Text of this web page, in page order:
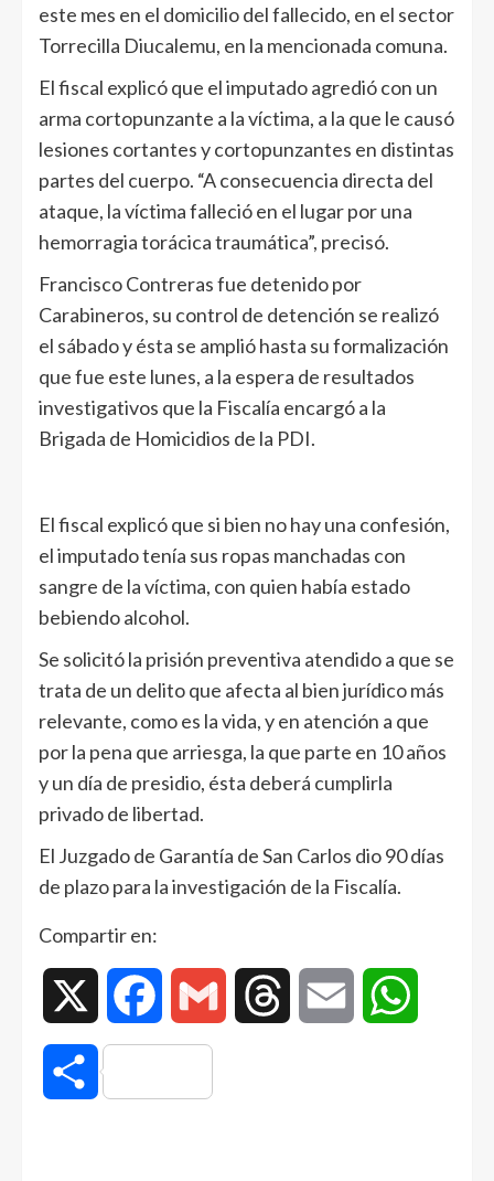
este mes en el domicilio del fallecido, en el sector
Torrecilla Diucalemu, en la mencionada comuna.
El fiscal explicó que el imputado agredió con un
arma cortopunzante a la víctima, a la que le causó
lesiones cortantes y cortopunzantes en distintas
partes del cuerpo. “A consecuencia directa del
ataque, la víctima falleció en el lugar por una
hemorragia torácica traumática”, precisó.
Francisco Contreras fue detenido por
Carabineros, su control de detención se realizó
el sábado y ésta se amplió hasta su formalización
que fue este lunes, a la espera de resultados
investigativos que la Fiscalía encargó a la
Brigada de Homicidios de la PDI.
El fiscal explicó que si bien no hay una confesión,
el imputado tenía sus ropas manchadas con
sangre de la víctima, con quien había estado
bebiendo alcohol.
Se solicitó la prisión preventiva atendido a que se
trata de un delito que afecta al bien jurídico más
relevante, como es la vida, y en atención a que
por la pena que arriesga, la que parte en 10 años
y un día de presidio, ésta deberá cumplirla
privado de libertad.
El Juzgado de Garantía de San Carlos dio 90 días
de plazo para la investigación de la Fiscalía.
Compartir en:
Facebook Gmail Threads Email
Compartir